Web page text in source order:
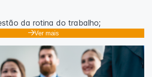
da rotina do trabalho;
através do 5S;
gestão;
do trabalho.
Ver mais